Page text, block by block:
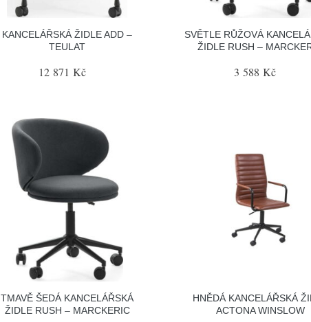
KANCELÁŘSKÁ ŽIDLE ADD –
TEULAT
12 871 Kč
SVĚTLE RŮŽOVÁ
ŽIDLE RUSH –
3 588 Kč
TMAVĚ ŠEDÁ KANCELÁŘSKÁ
ŽIDLE RUSH – MARCKERIC
HNĚDÁ KANCELÁŘSKÁ
ACTONA WINSLOW